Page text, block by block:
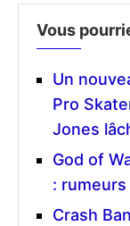
Vous
Un
Pro
Jones
God of
:
Crash